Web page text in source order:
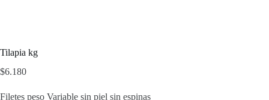
Tilapia kg
$6.180
Filetes peso Variable sin piel sin espinas